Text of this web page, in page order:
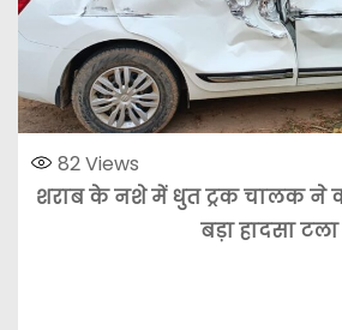
82Views
शराब के नशे में धुत ट्रक चालक ने
बड़ा हादसा टला